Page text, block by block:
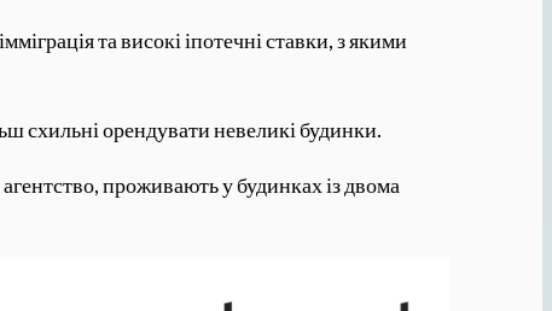
та високі іпотечні ставки, з якими
схильні орендувати невеликі будинки.
проживають у будинках із двома